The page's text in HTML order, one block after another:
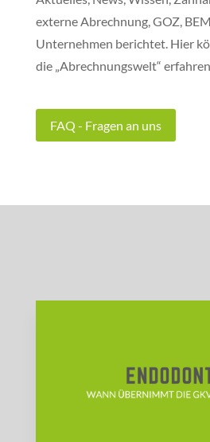
externe Abrechnung, GOZ,
Unternehmen berichtet. Hier
die „Abrechnungswelt“
FAQ - Fragen an uns